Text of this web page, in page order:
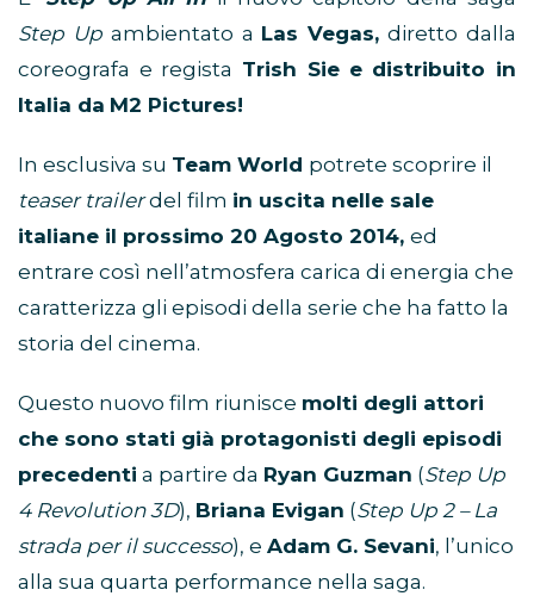
Step Upambientato a Las Vegas, diretto dalla
coreografa e regista Trish Sie e distribuito in
Italia da M2 Pictures!
In esclusiva su Team World potrete scoprire il
teaser trailerdel film in uscita nelle sale
italiane il prossimo 20 Agosto 2014, ed
entrare così nell’atmosfera carica di energia che
caratterizza gli episodi della serie che ha fatto la
storia del cinema.
Questo nuovo film riunisce molti degli attori
che sono stati già protagonisti degli episodi
precedenti a partire da Ryan Guzman (Step Up
4 Revolution 3D), Briana Evigan (Step Up 2 – La
strada per il successo), e Adam G. Sevani, l’unico
alla sua quarta performance nella saga.